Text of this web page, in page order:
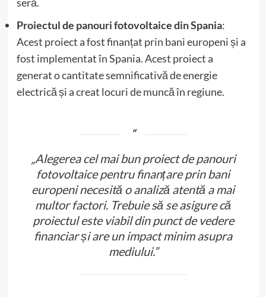
Proiectul de panouri fotovoltaice din Spania:
Acest proiect a fost finanțat prin bani europeni și a
fost implementat în Spania. Acest proiect a
generat o cantitate semnificativă de energie
electrică și a creat locuri de muncă în regiune.
„Alegerea cel mai bun proiect de panouri
fotovoltaice pentru finanțare prin bani
europeni necesită o analiză atentă a mai
multor factori. Trebuie să se asigure că
proiectul este viabil din punct de vedere
financiar și are un impact minim asupra
mediului.”